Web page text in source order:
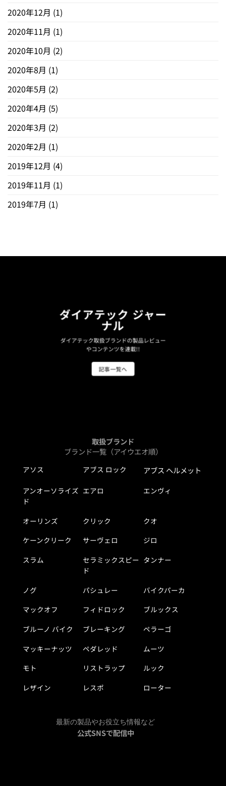
2020年12月 (1)
2020年11月 (1)
2020年10月 (2)
2020年8月 (1)
2020年5月 (2)
2020年4月 (5)
2020年3月 (2)
2020年2月 (1)
2019年12月 (4)
2019年11月 (1)
2019年7月 (1)
ダイアテック ジャー
ナル
ダイアテック取扱ブランドの製品レビュー
やコンテンツを連載!!
記事一覧へ
取扱ブランド
ブランド一覧（アイウエオ順）
アソス アブス ロック アブス ヘルメット
アンオーソライズ
ド
エアロ エンヴィ
オーリンズ クリック
クオ
ケーンクリーク
サーヴェロ
ジロ
スラム
セラミックスピー
ド
タンナー
ノグ パシュレー
バイクパーカ
マックオフ
フィドロック
ブルックス
ブルーノ バイク
ブレーキング
ペラーゴ
マッキーナッツ
ペダレッド
ムーツ
モト
リストラップ
ルック
レザイン
レスポ ローター
最新の製品やお役立ち情報など
公式SNSで配信中